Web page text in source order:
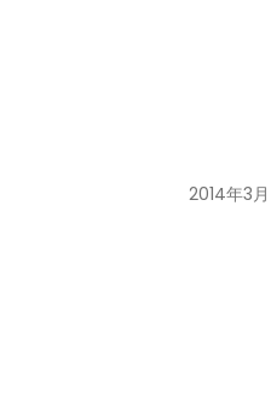
2014年3月